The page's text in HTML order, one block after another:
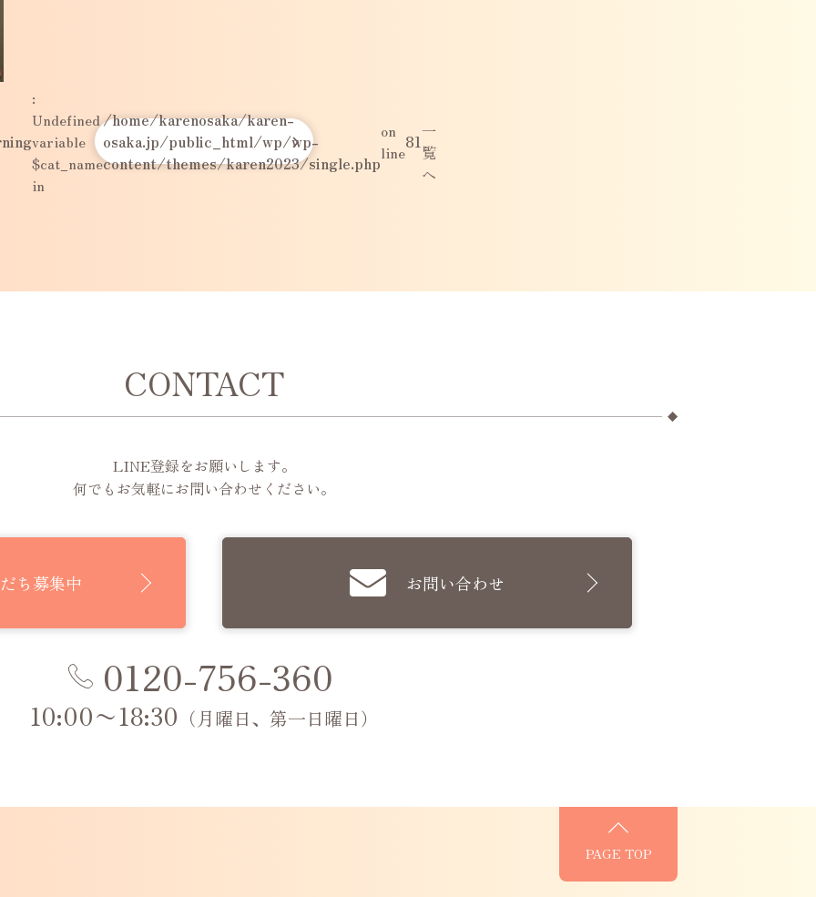
:
Undefined
variable
$cat_name
in
/home/karenosaka/karen-
osaka.jp/public_html/wp/wp-
content/themes/karen2023/single.php
on
line81一
覧
へ
CONTACT
LINE登録をお願いします。
何でもお気軽にお問い合わせください。
ち募集中 お問い合わせ
0120-756-360
10:00〜18:30 （月曜日、第一日曜日）
PAGE TOP